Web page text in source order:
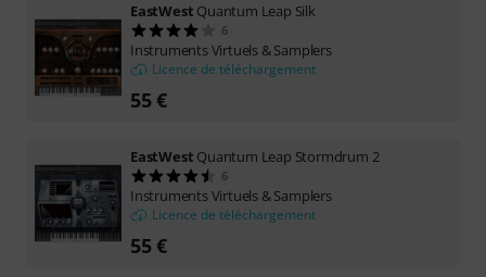
EastWest Quantum Leap Silk
6
Instruments Virtuels & Samplers
Licence de téléchargement
55 €
EastWest Quantum Leap Stormdrum 2
6
Instruments Virtuels & Samplers
Licence de téléchargement
55 €